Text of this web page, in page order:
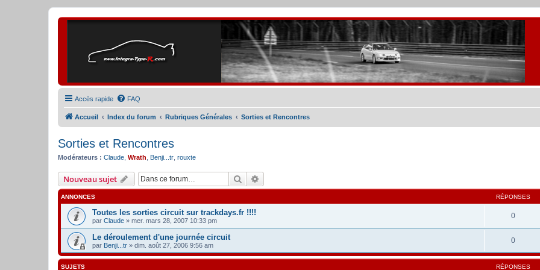
Accès rapide FAQ
Accueil Index du forum Rubriques Générales Sorties et Rencontres
Sorties et Rencontres
Modérateurs : Claude Wrath Benji...tr rouxte
Nouveau sujet Rechercher
ANNONCES RÉPONSES
Toutes les sorties circuit sur trackdays.fr !!!!
par Claude » mer. mars 28, 2007 10:33 pm
0
Le déroulement d'une journée circuit
par Benji...tr » dim. août 27, 2006 9:56 am
0
SUJETS RÉPONSES